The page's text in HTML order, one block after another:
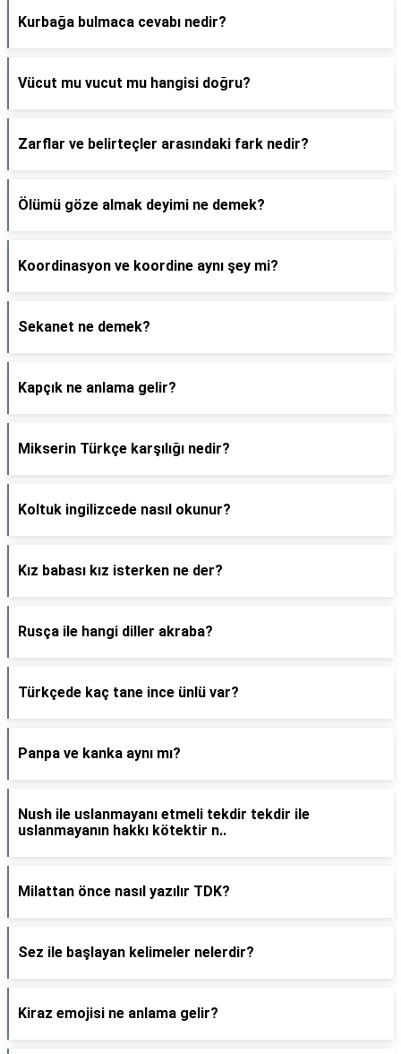
Kurbağa bulmaca cevabı nedir?
Vücut mu vucut mu hangisi doğru?
Zarflar ve belirteçler arasındaki fark nedir?
Ölümü göze almak deyimi ne demek?
Koordinasyon ve koordine aynı şey mi?
Sekanet ne demek?
Kapçık ne anlama gelir?
Mikserin Türkçe karşılığı nedir?
Koltuk ingilizcede nasıl okunur?
Kız babası kız isterken ne der?
Rusça ile hangi diller akraba?
Türkçede kaç tane ince ünlü var?
Panpa ve kanka aynı mı?
Nush ile uslanmayanı etmeli tekdir tekdir ile
uslanmayanın hakkı kötektir n..
Milattan önce nasıl yazılır TDK?
Sez ile başlayan kelimeler nelerdir?
Kiraz emojisi ne anlama gelir?